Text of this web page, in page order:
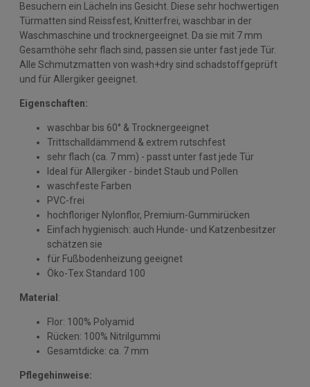
Besuchern ein Lächeln ins Gesicht. Diese sehr hochwertigen
Türmatten sind Reissfest, Knitterfrei, waschbar in der
Waschmaschine und trocknergeeignet. Da sie mit 7 mm
Gesamthöhe sehr flach sind, passen sie unter fast jede Tür.
Alle Schmutzmatten von wash+dry sind schadstoffgeprüft
und für Allergiker geeignet.
Eigenschaften:
waschbar bis 60° & Trocknergeeignet
Trittschalldämmend & extrem rutschfest
sehr flach (ca. 7 mm) - passt unter fast jede Tür
Ideal für Allergiker - bindet Staub und Pollen
waschfeste Farben
PVC-frei
hochfloriger Nylonflor, Premium-Gummirücken
Einfach hygienisch: auch Hunde- und Katzenbesitzer
schätzen sie
für Fußbodenheizung geeignet
Öko-Tex Standard 100
Material :
Flor: 100% Polyamid
Rücken: 100% Nitrilgummi
Gesamtdicke: ca. 7 mm
Pflegehinweise: